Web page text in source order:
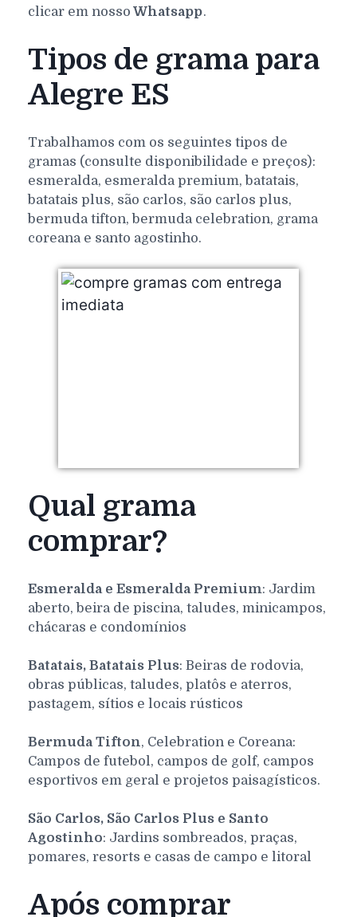
clicar em nosso Whatsapp.
Tipos de grama para
Alegre ES
Trabalhamos com os seguintes tipos de
gramas (consulte disponibilidade e preços):
esmeralda, esmeralda premium, batatais,
batatais plus, são carlos, são carlos plus,
bermuda tifton, bermuda celebration, grama
coreana e santo agostinho.
Qual grama
comprar?
Esmeralda e Esmeralda Premium: Jardim
aberto, beira de piscina, taludes, minicampos,
chácaras e condomínios
Batatais, Batatais Plus: Beiras de rodovia,
obras públicas, taludes, platôs e aterros,
pastagem, sítios e locais rústicos
Bermuda Tifton, Celebration e Coreana:
Campos de futebol, campos de golf, campos
esportivos em geral e projetos paisagísticos.
São Carlos, São Carlos Plus e Santo
Agostinho: Jardins sombreados, praças,
pomares, resorts e casas de campo e litoral
Após comprar